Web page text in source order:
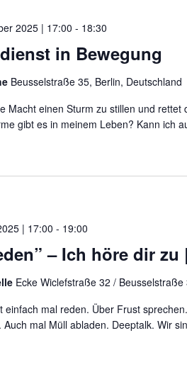
in Bewegung
2025 | 17:00 - 18:30
Beusselstraße 35, Berlin, Deutschland
Macht einen Sturm zu stillen und
gibt es in meinem Leben? Kann ich
– Ich höre dir zu
| 17:00 - 19:00
Ecke Wiclefstraße 32 / Beusselstraße
einfach mal reden. Über Frust
Auch mal Müll abladen. Deeptalk. Wir